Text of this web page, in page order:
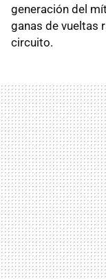
generación del
ganas de vueltas
circuito.